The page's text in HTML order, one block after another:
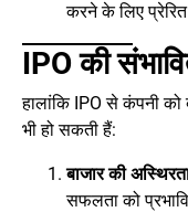
करने के लिए
IPO की
हालांकि IPO से कंपनी
भी हो सकती हैं:
बाजार की
सफलता को